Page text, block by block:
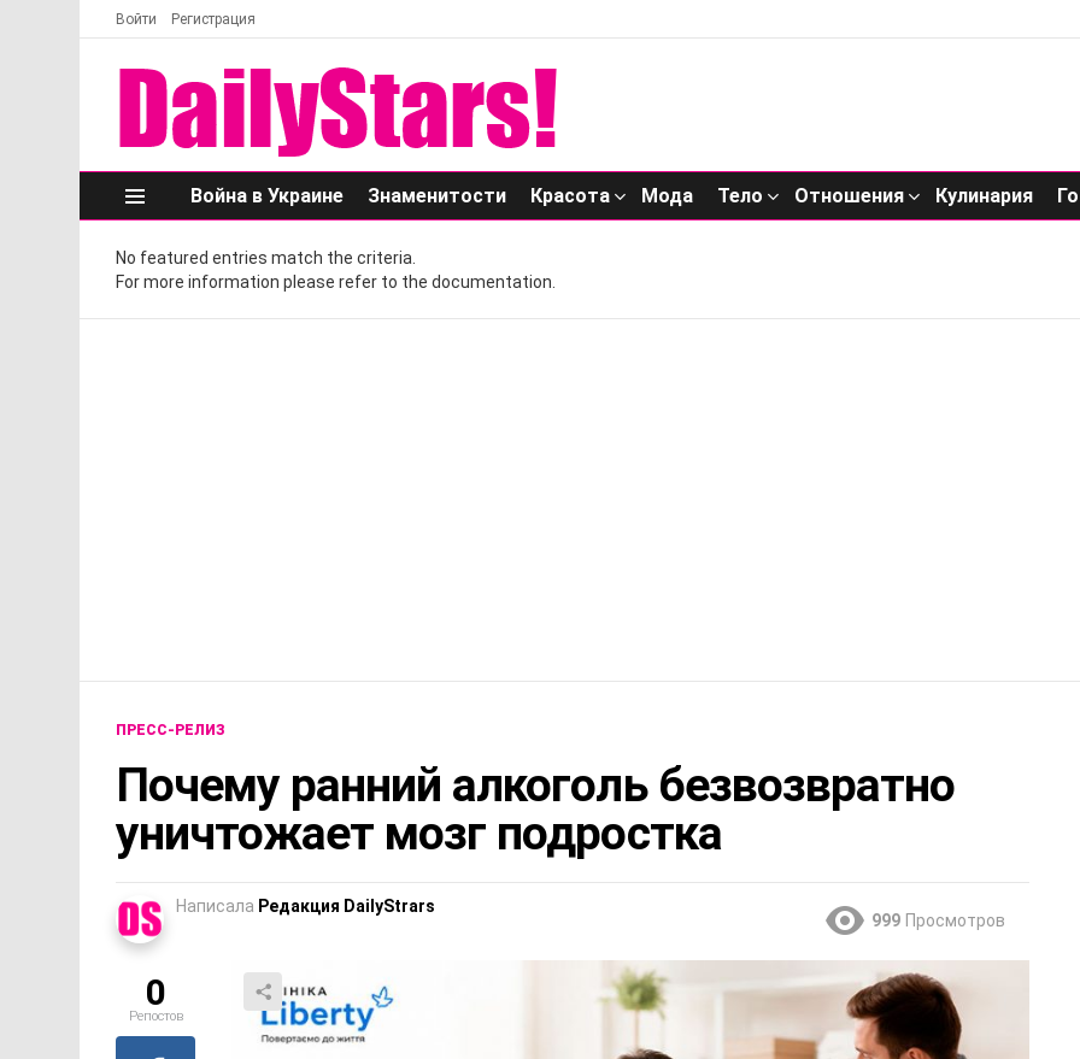
Войти Регистрация
Меню
Война в Украине Знаменитости Красота Мода Тело Отношения Кулинария
No featured entries match the criteria.
For more information please refer to the documentation.
ПРЕСС-РЕЛИЗ
Почему ранний алкоголь безвозвратно
уничтожает мозг подростка
Написала Редакция DailyStrars
999 Просмотров
0
Репостов